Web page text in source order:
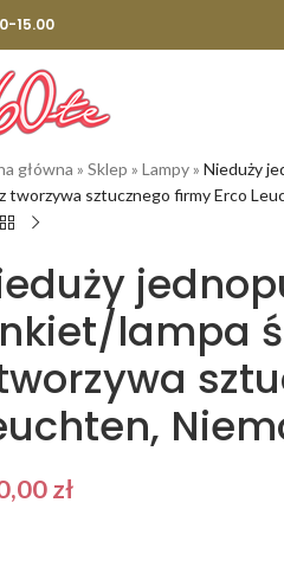
15.00
główna » Sklep » Lampy» Nieduży
tworzywa sztucznego firmy Erco
lampa
zł